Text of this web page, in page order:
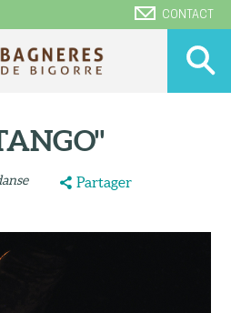
CONTACT
Partager